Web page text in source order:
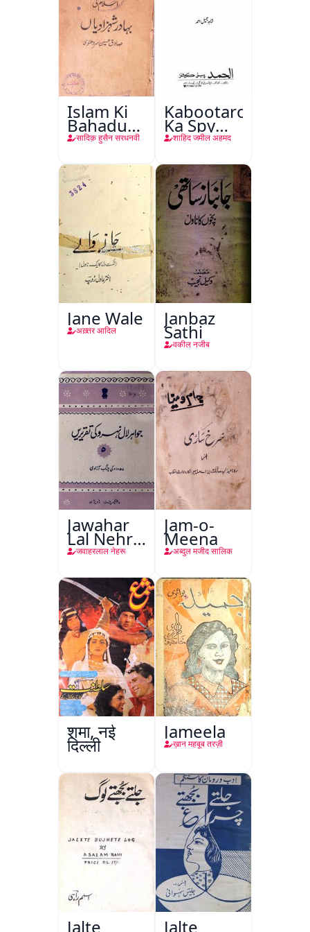
Islam Ki
Bahadur
Shahzadiyan
सादिक़ हुसैन सरधनवी
Kabootaron
Ka Spy
Plan
शाहिद जमील अहमद
Jane Wale
अख़्तर आदिल
Janbaz
Sathi
वकील नजीब
Jawahar
Lal Nehru
Ki
(Jang-e-
Azadi)
जवाहरलाल नेहरू
Jam-o-
Meena
अब्दुल मजीद सालिक
शमा, नई
दिल्ली
Jameela
ख़ान महबूब तरज़ी
Jalte Jalte